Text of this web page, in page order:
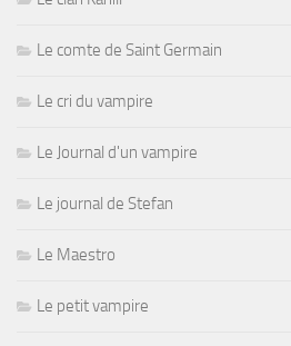
Le comte de Saint Germain
Le cri du vampire
Le Journal d'un vampire
Le journal de Stefan
Le Maestro
Le petit vampire